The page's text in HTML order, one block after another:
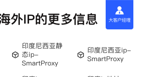
外IP的更多信息
印度尼西亚静
态ip-
SmartProxy
印度尼西亚ip-
SmartProxy
大客户经理